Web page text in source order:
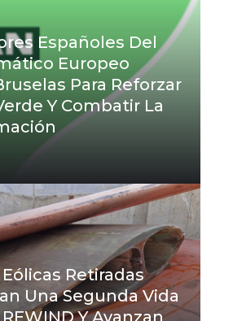
Españoles Del
Europeo
Para Reforzar
Y Combatir La
Retiradas
Una Segunda Vida
Y Avanzan